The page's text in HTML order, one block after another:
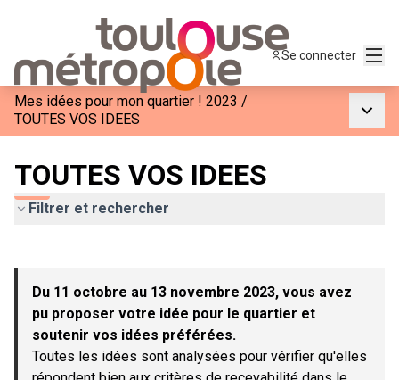
Se connecter
Mes idées pour mon quartier ! 2023 /
TOUTES VOS IDEES
TOUTES VOS IDEES
Filtrer et rechercher
−
Du 11 octobre au 13 novembre 2023, vous avez
pu proposer votre idée pour le quartier et
soutenir vos idées préférées.
Toutes les idées sont analysées pour vérifier qu'elles